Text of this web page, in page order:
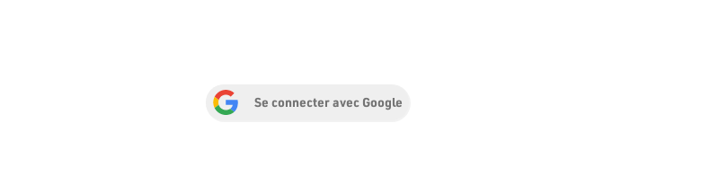
Se connecter avec Google